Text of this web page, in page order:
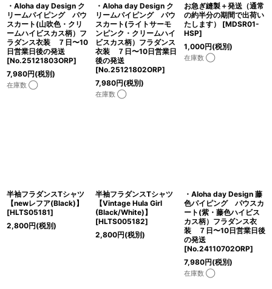
・Aloha day Design ク
リームパイピング パウ
スカート(山吹色・クリ
ームハイビスカス柄）フ
ラダンス衣装 ７日〜10
日営業日後の発送
[No.25121803ORP]
7,980円(税別)
在庫数 ◯
・Aloha day Design ク
リームパイピング パウ
スカート(ライトサーモ
ンピンク・クリームハイ
ビスカス柄）フラダンス
衣装 ７日〜10日営業日
後の発送
[No.25121802ORP]
7,980円(税別)
在庫数 ◯
お急ぎ縫製＋発送（通常
の約半分の期間で出荷い
たします）
[MDSR01-
HSP]
1,000円(税別)
在庫数 ◯
半袖フラダンスTシャツ
【newレフア(Black)】
[HLTS05181]
2,800円(税別)
半袖フラダンスTシャツ
【Vintage Hula Girl
(Black/White)】
[HLTS005182]
2,800円(税別)
・Aloha day Design 藤
色パイピング パウスカ
ート(紫・藤色ハイビス
カス柄）フラダンス衣
装 ７日〜10日営業日後
の発送
[No.24110702ORP]
7,980円(税別)
在庫数 ◯